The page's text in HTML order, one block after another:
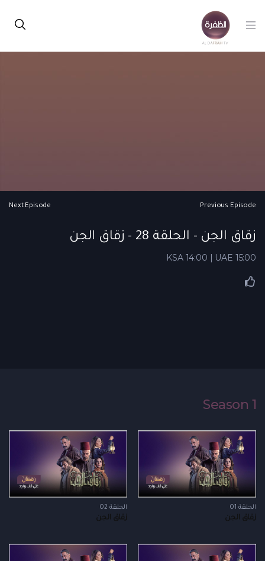
Previous Episode
Next Episode
زقاق الجن - الحلقة 28 - زقاق الجن
KSA 14:00 | UAE 15:00
Season 1
الحلقة 01
زقاق الجن
الحلقة 02
زقاق الجن